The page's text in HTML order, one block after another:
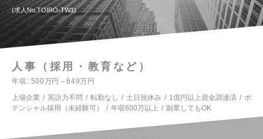
求人No.TOIRO-TW1
人事（採用・教育など）
年収
500万円～649万円
上場企業
英語力不問 転勤なし 土日祝休み 1億円以上資金調達済
ポ
テンシャル採用（未経験可）
年収600万以上 副業してもOK